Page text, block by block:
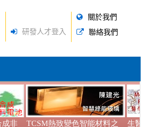
研發人才登入
關於我們
聯絡我們